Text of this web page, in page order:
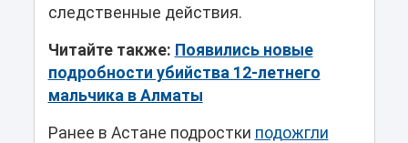
следственные действия.
Читайте также: Появились новые
подробности убийства 12-летнего
мальчика в Алматы
Ранее в Астане подростки подожгли